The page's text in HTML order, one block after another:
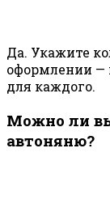
Да. Укажите
оформлении —
для каждого.
Можно ли
автоняню?